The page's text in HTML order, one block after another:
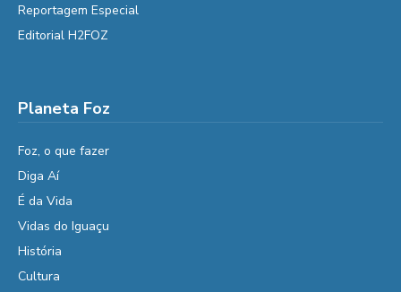
Reportagem Especial
Editorial H2FOZ
Planeta Foz
Foz, o que fazer
Diga Aí
É da Vida
Vidas do Iguaçu
História
Cultura